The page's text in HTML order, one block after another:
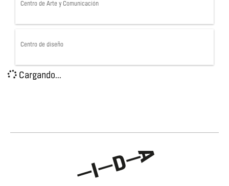
Centro de Arte y Comunicación
Centro de diseño
Cargando...